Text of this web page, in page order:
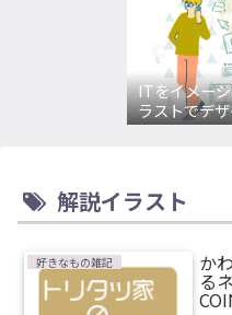
ITをイメー
ラストでデ
し
解説イラスト
好きなもの雑記 か
る